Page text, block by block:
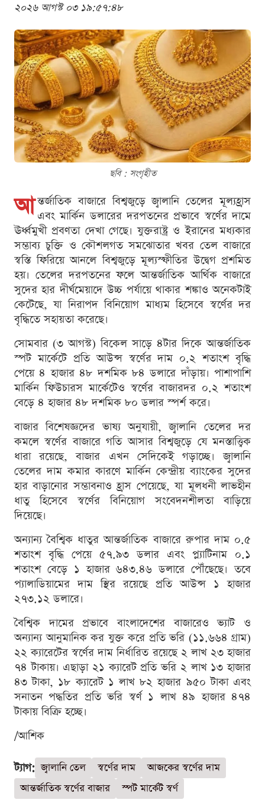
২০২৬ আগস্ট ০৩ ১৯:৫৭:৪৮
ছবি : সংগৃহীত
আ ন্তর্জাতিক বাজারে বিশ্বজুড়ে জ্বালানি তেলের মূল্যহ্রাস
এবং মার্কিন ডলারের দরপতনের প্রভাবে স্বর্ণের দামে
ঊর্ধ্বমুখী প্রবণতা দেখা গেছে। যুক্তরাষ্ট্র ও ইরানের মধ্যকার
সম্ভাব্য চুক্তি ও কৌশলগত সমঝোতার খবর তেল বাজারে
স্বস্তি ফিরিয়ে আনলে বিশ্বজুড়ে মূল্যস্ফীতির উদ্বেগ প্রশমিত
হয়। তেলের দরপতনের ফলে আন্তর্জাতিক আর্থিক বাজারে
সুদের হার দীর্ঘমেয়াদে উচ্চ পর্যায়ে থাকার শঙ্কাও অনেকটাই
কেটেছে, যা নিরাপদ বিনিয়োগ মাধ্যম হিসেবে স্বর্ণের দর
বৃদ্ধিতে সহায়তা করেছে।
সোমবার (৩ আগস্ট) বিকেল সাড়ে ৪টার দিকে আন্তর্জাতিক
স্পট মার্কেটে প্রতি আউন্স স্বর্ণের দাম ০.২ শতাংশ বৃদ্ধি
পেয়ে ৪ হাজার ৪৮ দশমিক ৮৪ ডলারে দাঁড়ায়। পাশাপাশি
মার্কিন ফিউচারস মার্কেটেও স্বর্ণের বাজারদর ০.২ শতাংশ
বেড়ে ৪ হাজার ৪৮ দশমিক ৮০ ডলার স্পর্শ করে।
বাজার বিশেষজ্ঞদের ভাষ্য অনুযায়ী, জ্বালানি তেলের দর
কমলে স্বর্ণের বাজারে গতি আসার বিশ্বজুড়ে যে মনস্তাত্ত্বিক
ধারা রয়েছে, বাজার এখন সেদিকেই গড়াচ্ছে। জ্বালানি
তেলের দাম কমার কারণে মার্কিন কেন্দ্রীয় ব্যাংকের সুদের
হার বাড়ানোর সম্ভাবনাও হ্রাস পেয়েছে, যা মূলধনী লাভহীন
ধাতু হিসেবে স্বর্ণের বিনিয়োগ সংবেদনশীলতা বাড়িয়ে
দিয়েছে।
অন্যান্য বৈশ্বিক ধাতুর আন্তর্জাতিক বাজারে রুপার দাম ০.৫
শতাংশ বৃদ্ধি পেয়ে ৫৭.৯৩ ডলার এবং প্ল্যাটিনাম ০.১
শতাংশ বেড়ে ১ হাজার ৬৪৩.৪৬ ডলারে পৌঁছেছে। তবে
প্যালাডিয়ামের দাম স্থির রয়েছে প্রতি আউন্স ১ হাজার
২৭৩.১২ ডলারে।
বৈশ্বিক দামের প্রভাবে বাংলাদেশের বাজারেও ভ্যাট ও
অন্যান্য আনুমানিক কর যুক্ত করে প্রতি ভরি (১১.৬৬৪ গ্রাম)
২২ ক্যারেটের স্বর্ণের দাম নির্ধারিত রয়েছে ২ লাখ ২৩ হাজার
৭৪ টাকায়। এছাড়া ২১ ক্যারেট প্রতি ভরি ২ লাখ ১৩ হাজার
৪৩ টাকা, ১৮ ক্যারেট ১ লাখ ৮২ হাজার ৯৫০ টাকা এবং
সনাতন পদ্ধতির প্রতি ভরি স্বর্ণ ১ লাখ ৪৯ হাজার ৪৭৪
টাকায় বিক্রি হচ্ছে।
/আশিক
ট্যাগ: জ্বালানি তেল স্বর্ণের দাম
আজকের স্বর্ণের দাম
আন্তর্জাতিক স্বর্ণের বাজার
স্পট মার্কেট স্বর্ণ